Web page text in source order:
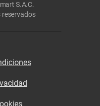
S.A.C.
reservados